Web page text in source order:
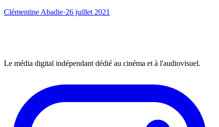
Clémentine Abadie·26 juillet 2021
Le média digital indépendant dédié au cinéma et à l'audiovisuel.